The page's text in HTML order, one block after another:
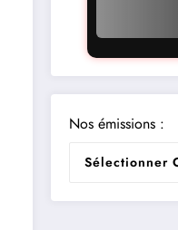
Nos émissions :